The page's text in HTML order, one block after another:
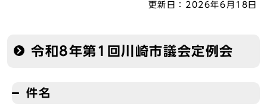
更新日： 2026年6月18日
令和8年第1回川崎市議会定例会
件名